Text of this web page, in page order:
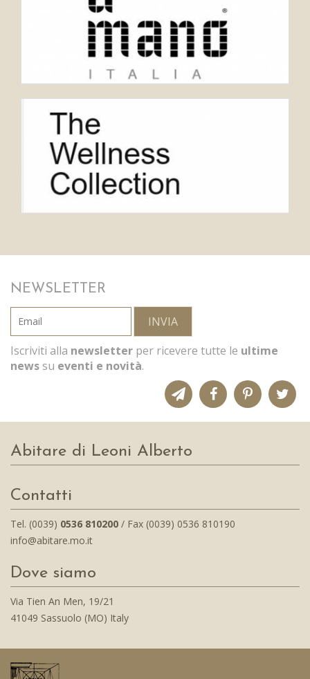
NEWSLETTER
INVIA
Iscriviti alla newsletter per ricevere tutte le ultime
news su eventi e novità.
Abitare di Leoni Alberto
Contatti
Tel. (0039) 0536 810200 / Fax (0039) 0536 810190
info@abitare.mo.it
Dove siamo
Via Tien An Men, 19/21
41049 Sassuolo (MO) Italy